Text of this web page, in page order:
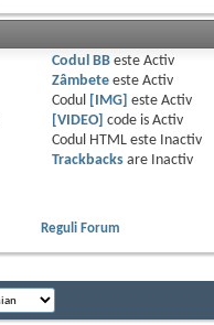
Codul BBeste Activ
Zâmbeteeste Activ
Codul
[IMG] este Activ
[VIDEO]
code is Activ
Codul HTML este
Inactiv
Trackbacksare
Inactiv
Reguli Forum